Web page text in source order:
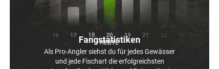
Fangstatistiken
Als Pro-Angler siehst du für jedes Gewässer
und jede Fischart die erfolgreichsten